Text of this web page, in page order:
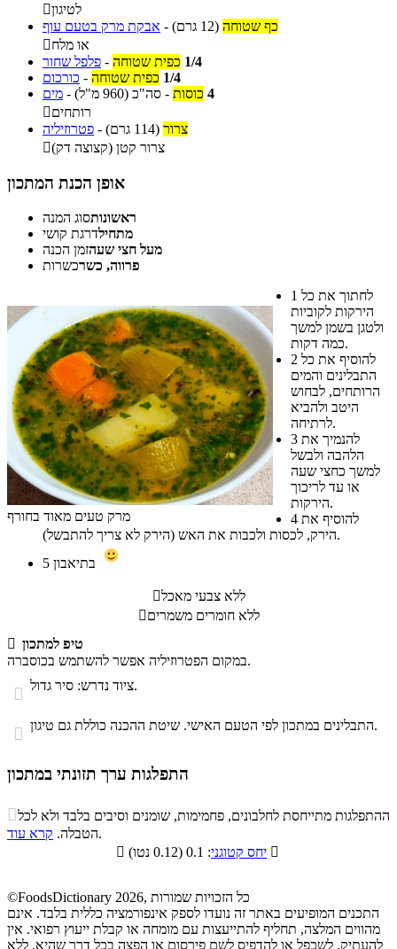
לטיגון
אבקת מרק בטעם עוף - כף שטוחה (12 גרם)
או מלח
פלפל שחור - 1/4 כפית שטוחה
כורכום - 1/4 כפית שטוחה
מים - 4 כוסות - סה"כ (960 מ"ל)
רותחים
פטרוזיליה - צרור (114 גרם)
צרור קטן (קצוצה דק)
אופן הכנת המתכון
ראשונותסוג המנה
מתחילדרגת קושי
מעל חצי שעהזמן הכנה
פרווה, כשרכשרות
מרק טעים מאוד בחורף
1
הירקות לקוביות
ולטגן בשמן למשך
כמה דקות.
2
התבלינים והמים
הרותחים, לבחוש
היטב ולהביא
לרתיחה.
3
הלהבה ולבשל
למשך כחצי שעה
או עד לריכוך
הירקות.
4
הירק, לכסות ולכבות את האש (הירק לא צריך להתבשל).
5
ללא צבעי מאכל
ללא חומרים משמרים
 טיפ למתכון
במקום הפטרוזיליה אפשר להשתמש בכוסברה.
 ציוד נדרש: סיר גדול.
 התבלינים במתכון לפי הטעם האישי. שיטת ההכנה כוללת גם טיגון.
התפלגות ערך תזונתי במתכון
התפלגות ערך תזונתי במתכון
סיבים
תזונתיים
שומנים חלבונים
70.9%
ההתפלגות מתייחסת לחלבונים, פחמימות, שומנים וסיבים בלבד ולא לכל
הטבלה. קרא עוד
.

יחס קטוגני 
©FoodsDictionary 2026, כל הזכויות שמורות
התכנים המופיעים באתר זה נועדו לספק אינפורמציה כללית בלבד. אינם
מהווים המלצה, תחליף להתייעצות עם מומחה או קבלת ייעוץ רפואי. אין
להעתיק, לשכפל או להדפיס לשם פירסום או הפצה בכל דרך שהיא, ללא